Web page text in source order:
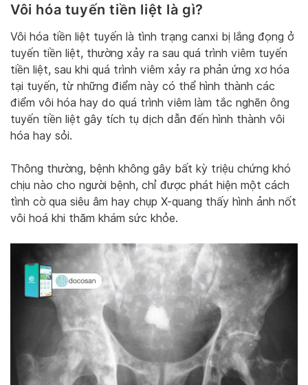
Vôi hóa tuyến tiền liệt là gì?
Vôi hóa tiền liệt tuyến là tình trạng canxi bị lắng đọng ở
tuyến tiền liệt, thường xảy ra sau quá trình viêm tuyến
tiền liệt, sau khi quá trình viêm xảy ra phản ứng xơ hóa
tại tuyến, từ những điểm này có thể hình thành các
điểm vôi hóa hay do quá trình viêm làm tắc nghẽn ông
tuyến tiền liệt gây tích tụ dịch dẫn đến hình thành vôi
hóa hay sỏi.
Thông thường, bệnh không gây bất kỳ triệu chứng khó
chịu nào cho người bệnh, chỉ được phát hiện một cách
tình cờ qua siêu âm hay chụp X-quang thấy hình ảnh nốt
vôi hoá khi thăm khám sức khỏe.